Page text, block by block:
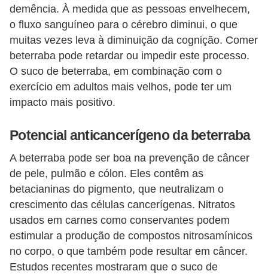
demência. À medida que as pessoas envelhecem,
o fluxo sanguíneo para o cérebro diminui, o que
muitas vezes leva à diminuição da cognição. Comer
beterraba pode retardar ou impedir este processo.
O suco de beterraba, em combinação com o
exercício em adultos mais velhos, pode ter um
impacto mais positivo.
Potencial anticancerígeno da beterraba
A beterraba pode ser boa na prevenção de câncer
de pele, pulmão e cólon. Eles contêm as
betacianinas do pigmento, que neutralizam o
crescimento das células cancerígenas. Nitratos
usados ​​em carnes como conservantes podem
estimular a produção de compostos nitrosamínicos
no corpo, o que também pode resultar em câncer.
Estudos recentes mostraram que o suco de